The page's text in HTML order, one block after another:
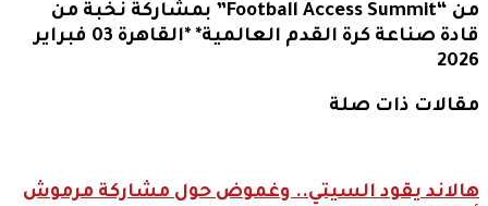
من “Football Access Summit” بمشاركة نخبة من
قادة صناعة كرة القدم العالمية* *القاهرة 03 فبراير
2026
مقالات ذات صلة
هالاند يقود السيتي.. وغموض حول مشاركة مرموش